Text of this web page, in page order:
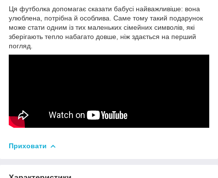
Ця футболка допомагає сказати бабусі найважливіше: вона
улюблена, потрібна й особлива. Саме тому такий подарунок
може стати одним із тих маленьких сімейних символів, які
зберігають тепло набагато довше, ніж здається на перший
погляд.
Приховати